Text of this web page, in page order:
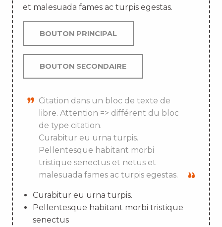
et malesuada fames ac turpis egestas.
BOUTON PRINCIPAL
BOUTON SECONDAIRE
Citation dans un bloc de texte de
libre. Attention => différent du bloc
de type citation.
Curabitur eu urna turpis.
Pellentesque habitant morbi
tristique senectus et netus et
malesuada fames ac turpis egestas.
Curabitur eu urna turpis.
Pellentesque habitant morbi tristique
senectus